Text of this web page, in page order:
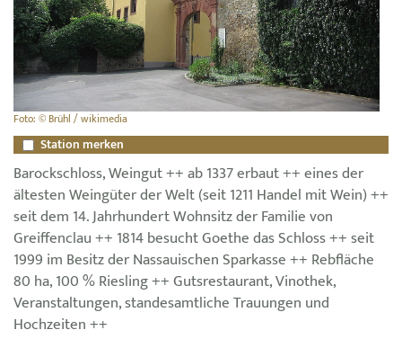
Foto: © Brühl / wikimedia
Station merken
Barockschloss, Weingut ++ ab 1337 erbaut ++ eines der
ältesten Weingüter der Welt (seit 1211 Handel mit Wein) ++
seit dem 14. Jahrhundert Wohnsitz der Familie von
Greiffenclau ++ 1814 besucht Goethe das Schloss ++ seit
1999 im Besitz der Nassauischen Sparkasse ++ Rebfläche
80 ha, 100 % Riesling ++ Gutsrestaurant, Vinothek,
Veranstaltungen, standesamtliche Trauungen und
Hochzeiten ++